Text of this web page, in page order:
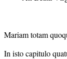
Mariam totam
In isto capitulo